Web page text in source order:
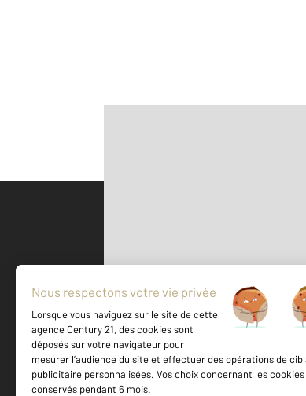
500 m ©Mappy
Votre agence est notée